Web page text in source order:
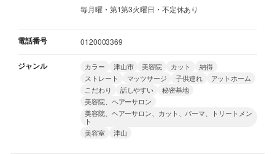
毎月曜・第1第3火曜日・不定休あり
電話番号 0120003369
ジャンル カラー 津山市 美容院 カット
納得
ストレート
マッツサージ 子供連れ
アットホーム
こだわり
話しやすい
秘密基地
美容院、ヘアーサロン
美容院、ヘアーサロン、カット、パーマ、トリートメン
ト
美容室
津山